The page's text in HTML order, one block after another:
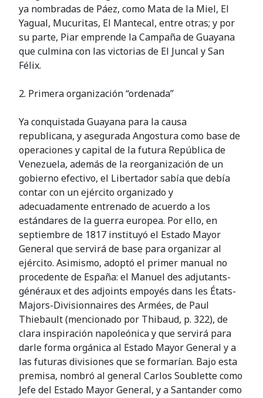
ya nombradas de Páez, como Mata de la Miel, El
Yagual, Mucuritas, El Mantecal, entre otras; y por
su parte, Piar emprende la Campaña de Guayana
que culmina con las victorias de El Juncal y San
Félix.
2. Primera organización “ordenada”
Ya conquistada Guayana para la causa
republicana, y asegurada Angostura como base de
operaciones y capital de la futura República de
Venezuela, además de la reorganización de un
gobierno efectivo, el Libertador sabía que debía
contar con un ejército organizado y
adecuadamente entrenado de acuerdo a los
estándares de la guerra europea. Por ello, en
septiembre de 1817 instituyó el Estado Mayor
General que servirá de base para organizar al
ejército. Asimismo, adoptó el primer manual no
procedente de España: el Manuel des adjutants-
généraux et des adjoints empoyés dans les États-
Majors-Divisionnaires des Armées, de Paul
Thiebault (mencionado por Thibaud, p. 322), de
clara inspiración napoleónica y que servirá para
darle forma orgánica al Estado Mayor General y a
las futuras divisiones que se formarían. Bajo esta
premisa, nombró al general Carlos Soublette como
Jefe del Estado Mayor General, y a Santander como